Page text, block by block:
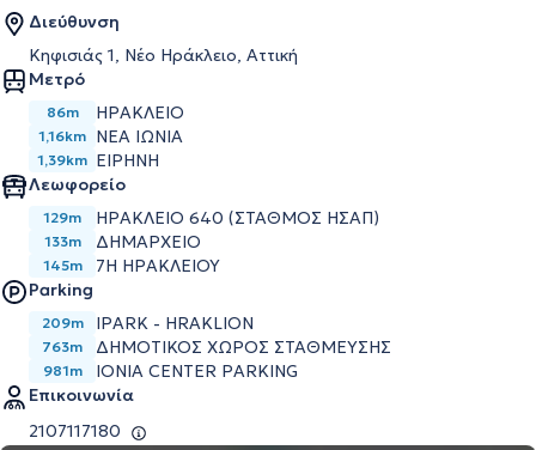
Διεύθυνση
Κηφισιάς 1, Νέο Ηράκλειο, Αττική
Μετρό
86m ΗΡΑΚΛΕΙΟ
1,16km ΝΕΑ ΙΩΝΙΑ
1,39km ΕΙΡΗΝΗ
Λεωφορείο
129m ΗΡΑΚΛΕΙΟ 640 (ΣΤΑΘΜΟΣ ΗΣΑΠ)
133m ΔΗΜΑΡΧΕΙΟ
145m
7Η ΗΡΑΚΛΕΙΟΥ
Parking
209m IPARK - HRAKLION
763m ΔΗΜΟΤΙΚΟΣ ΧΩΡΟΣ ΣΤΑΘΜΕΥΣΗΣ
981m
IONIA CENTER PARKING
Επικοινωνία
2107117180